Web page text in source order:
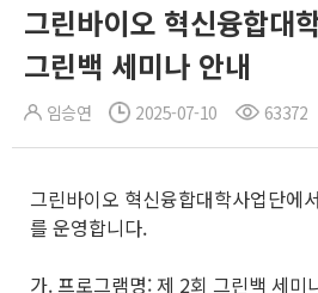
그린바이오 혁신융합대
그린백 세미나 안내
임승연 2025-07-10 63372
그린바이오 혁신융합대학사업단에
를 운영합니다.
가. 프로그램명: 제 2회 그린백 세미